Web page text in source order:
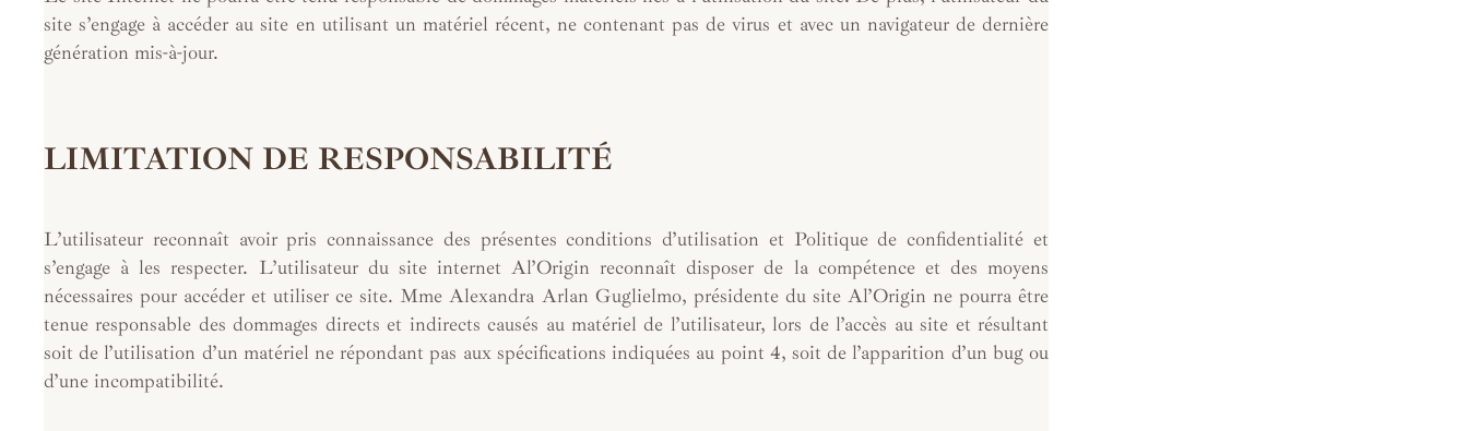
site s’engage à accéder au site en utilisant un matériel récent, ne contenant pas de virus et avec un navigateur de dernière
génération mis-à-jour.
LIMITATION DE RESPONSABILITÉ
L’utilisateur reconnaît avoir pris connaissance des présentes conditions d’utilisation et Politique de confidentialité et
s’engage à les respecter. L’utilisateur du site internet Al’Origin reconnaît disposer de la compétence et des moyens
nécessaires pour accéder et utiliser ce site. Mme Alexandra Arlan Guglielmo, présidente du site Al’Origin ne pourra être
tenue responsable des dommages directs et indirects causés au matériel de l’utilisateur, lors de l’accès au site et résultant
soit de l’utilisation d’un matériel ne répondant pas aux spécifications indiquées au point 4, soit de l’apparition d’un bug ou
d’une incompatibilité.